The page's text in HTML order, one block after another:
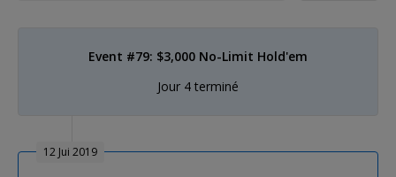
Event #79: $3,000 No-Limit Hold'em
Jour 4 terminé
12 Jui 2019